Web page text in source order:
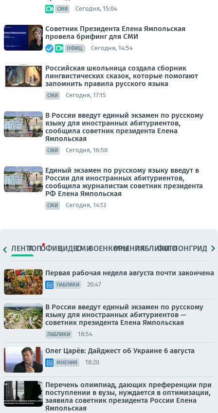
СМИ Сегодня, 15:04
Советник Президента Елена Ямпольская
провела брифинг для СМИ
ОФИЦ. Сегодня, 14:54
Российская школьница создала сборник
лингвистических сказок, которые помогают
запомнить правила русского языка
СМИ Сегодня, 17:15
В России введут единый экзамен по русскому
языку для иностранных абитуриентов,
сообщила советник президента Елена
Ямпольская
СМИ Сегодня, 16:58
Единый экзамен по русскому языку введут в
России для иностранных абитуриентов,
сообщила журналистам советник президента
РФ Елена Ямпольская
СМИ Сегодня, 14:13
ЛЕНТАТОПОФИЦ.ВИДЕОСМИВОЕНКОРЫМНЕНИЯПАБЛИКИ
ФОТОЛОНГРИДЫ
Первая рабочая неделя августа почти закончена
ПАБЛИКИ 20:47
В России введут единый экзамен по русскому
языку для иностранных абитуриентов —
советник президента Елена Ямпольская
ПАБЛИКИ 18:54
Олег Царёв: Дайджест об Украине 6 августа
МНЕНИЯ 18:20
Перечень олимпиад, дающих преференции при
поступлении в вузы, нуждается в оптимизации,
заявила советник президента России Елена
Ямпольская